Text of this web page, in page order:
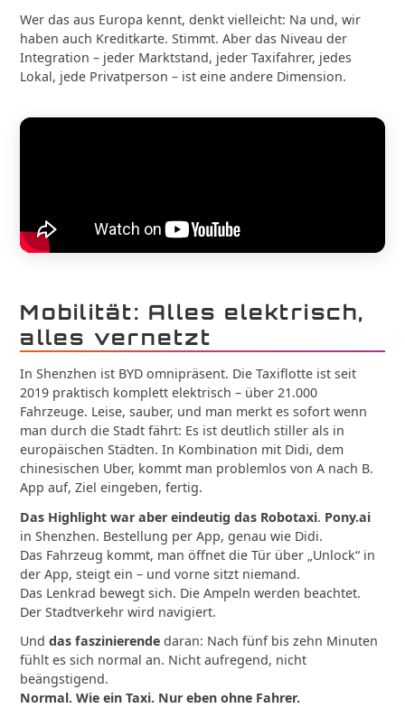
Wer das aus Europa kennt, denkt vielleicht: Na und, wir
haben auch Kreditkarte. Stimmt. Aber das Niveau der
Integration – jeder Marktstand, jeder Taxifahrer, jedes
Lokal, jede Privatperson – ist eine andere Dimension.
Mobilität: Alles elektrisch,
alles vernetzt
In Shenzhen ist BYD omnipräsent. Die Taxiflotte ist seit
2019 praktisch komplett elektrisch – über 21.000
Fahrzeuge. Leise, sauber, und man merkt es sofort wenn
man durch die Stadt fährt: Es ist deutlich stiller als in
europäischen Städten. In Kombination mit Didi, dem
chinesischen Uber, kommt man problemlos von A nach B.
App auf, Ziel eingeben, fertig.
Das Highlight war aber eindeutig das Robotaxi. Pony.ai
in Shenzhen. Bestellung per App, genau wie Didi.
Das Fahrzeug kommt, man öffnet die Tür über „Unlock“ in
der App, steigt ein – und vorne sitzt niemand.
Das Lenkrad bewegt sich. Die Ampeln werden beachtet.
Der Stadtverkehr wird navigiert.
Unddas faszinierende daran: Nach fünf bis zehn Minuten
fühlt es sich normal an. Nicht aufregend, nicht
beängstigend.
Normal. Wie ein Taxi. Nur eben ohne Fahrer.